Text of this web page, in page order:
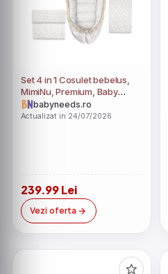
Set 4 in 1 Cosulet bebelus,
MimiNu, Premium, Baby
Cocoon 75x55 cm, Cu
volanase si dantela, Din
babyneeds.ro
Actualizat in 24/07/2026
239.99 Lei
Vezi oferta